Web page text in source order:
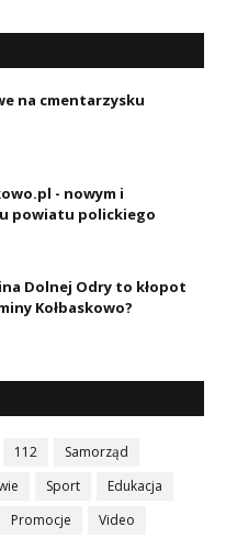
na cmentarzysku
- nowym i
powiatu polickiego
Dolnej Odry to kłopot
Kołbaskowo?
112
Samorząd
Sport
Edukacja
Promocje Video